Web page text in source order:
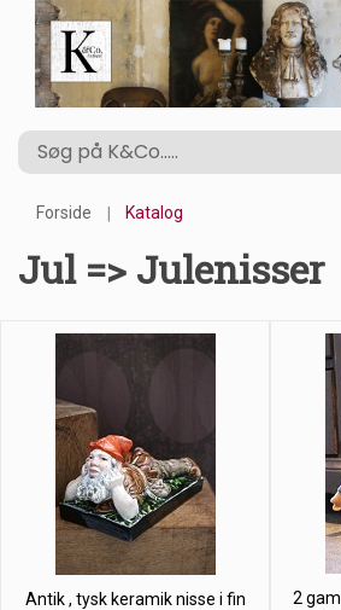
Forside Katalog
Jul => Julenisser
Antik , tysk keramik nisse i fin
2